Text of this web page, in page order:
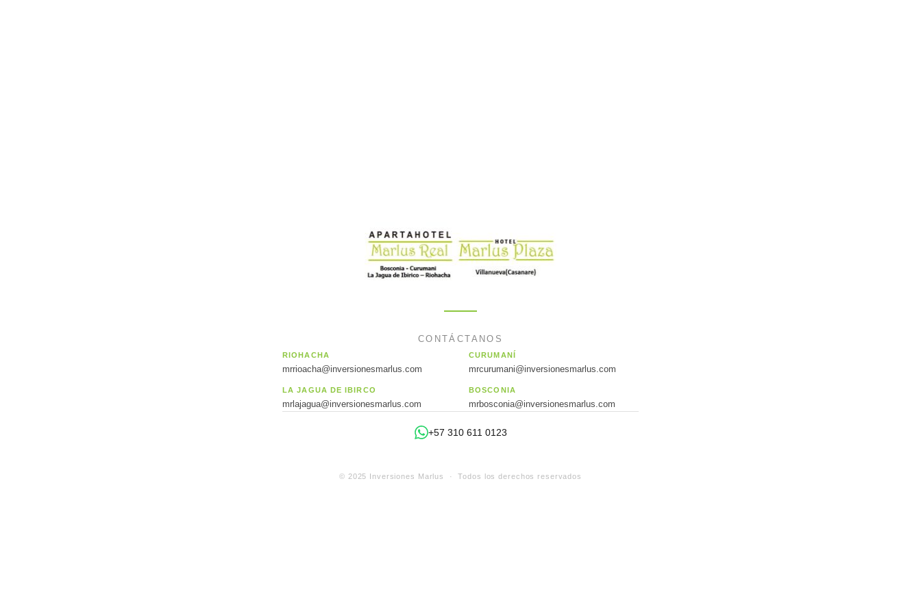
CONTÁCTANOS
RIOHACHA
mrrioacha@inversionesmarlus.com
CURUMANÍ
mrcurumani@inversionesmarlus.com
LA JAGUA DE IBIRCO
mrlajagua@inversionesmarlus.com
BOSCONIA
mrbosconia@inversionesmarlus.com
+57 310 611 0123
© 2025 Inversiones Marlus · Todos los derechos reservados